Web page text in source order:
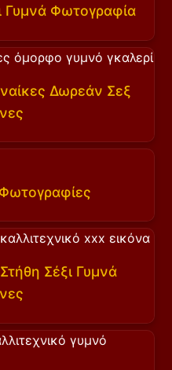
Γυμνά Φωτογραφία
Δωρεάν Σεξ
Σέξι Γυμνά